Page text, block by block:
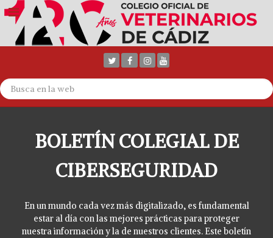
BOLETÍN COLEGIAL DE
CIBERSEGURIDAD
En un mundo cada vez más digitalizado, es fundamental
estar al día con las mejores prácticas para proteger
nuestra información y la de nuestros clientes. Este boletín